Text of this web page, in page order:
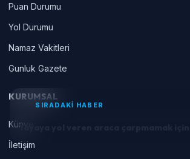
Puan Durumu
Yol Durumu
Namaz Vakitleri
Gunluk Gazete
KURUMSAL
Künye
İletişim
SIRADAKİ HABER
Yayaya yol veren araca çarpmamak için